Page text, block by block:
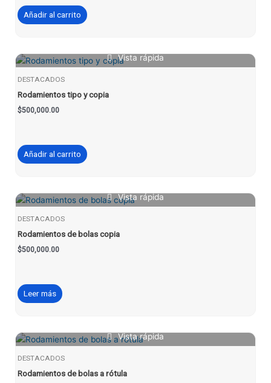
Añadir al carrito
Vista rápida
DESTACADOS
Rodamientos tipo y copia
$500,000.00
Añadir al carrito
Vista rápida
DESTACADOS
Rodamientos de bolas copia
$500,000.00
Leer más
Vista rápida
DESTACADOS
Rodamientos de bolas a rótula